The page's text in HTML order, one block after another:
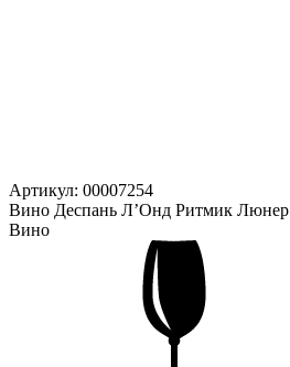
Артикул: 00007254
Вино Деспань Л’Онд Ритмик Люнер
Вино